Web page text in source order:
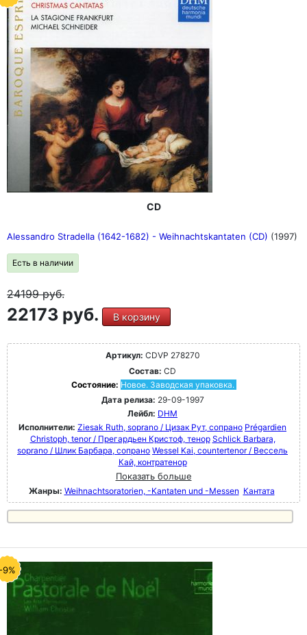
CD
Alessandro Stradella (1642-1682) - Weihnachtskantaten (CD) (1997)
Есть в наличии
24199руб.
22173 руб. В корзину
Артикул: CDVP 278270
Состав: CD
Состояние: Новое. Заводская упаковка.
Дата релиза: 29-09-1997
Лейбл: DHM
Исполнители: Ziesak Ruth, soprano / Цизак Рут, сопрано Prégardien
Christoph, tenor / Прегардьен Кристоф, тенор Schlick Barbara,
soprano / Шлик Барбара, сопрано Wessel Kai, countertenor / Вессель
Кай, контратенор
Показать больше
Жанры: Weihnachtsoratorien, -Kantaten und -Messen Кантата
9%